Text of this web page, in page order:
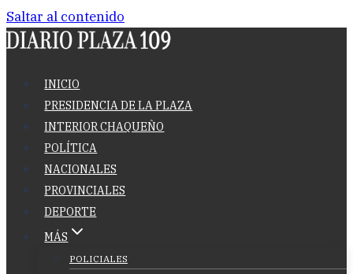
Saltar al contenido
INICIO
PRESIDENCIA DE LA PLAZA
INTERIOR CHAQUEÑO
POLÍTICA
NACIONALES
PROVINCIALES
DEPORTE
MÁS
POLICIALES